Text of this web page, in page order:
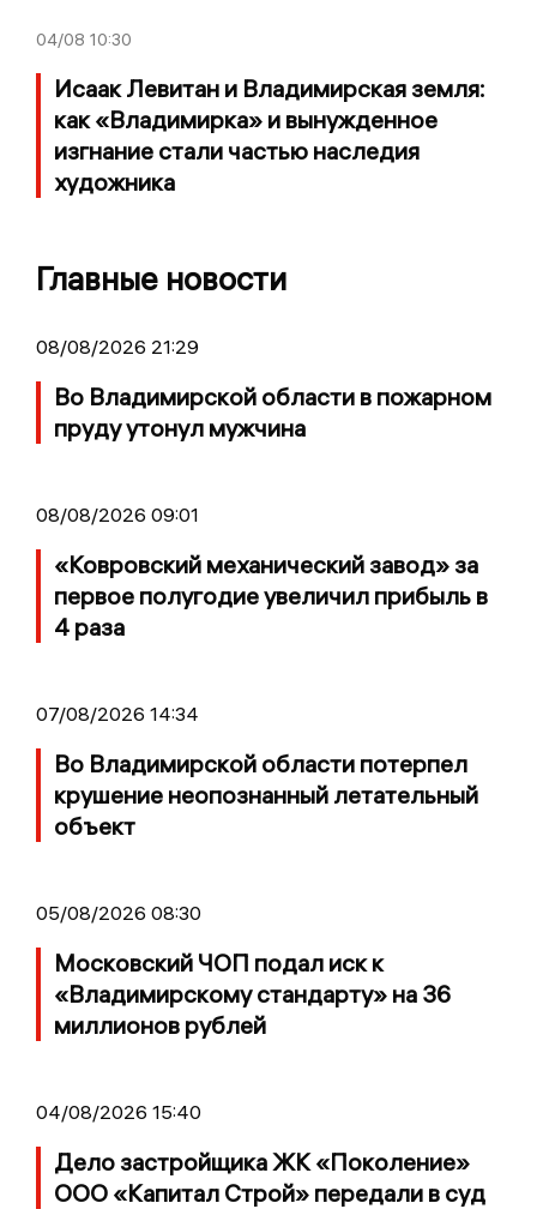
04/08 10:30
Исаак Левитан и Владимирская земля:
как «Владимирка» и вынужденное
изгнание стали частью наследия
художника
Главные новости
08/08/2026 21:29
Во Владимирской области в пожарном
пруду утонул мужчина
08/08/2026 09:01
«Ковровский механический завод» за
первое полугодие увеличил прибыль в
4 раза
07/08/2026 14:34
Во Владимирской области потерпел
крушение неопознанный летательный
объект
05/08/2026 08:30
Московский ЧОП подал иск к
«Владимирскому стандарту» на 36
миллионов рублей
04/08/2026 15:40
Дело застройщика ЖК «Поколение»
ООО «Капитал Строй» передали в суд